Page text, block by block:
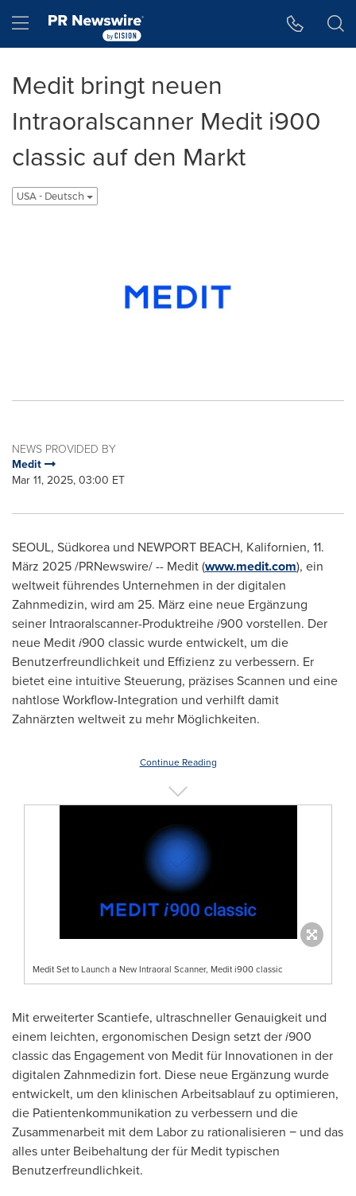
Hamburger menu
Medit bringt neuen
Intraoralscanner Medit i900
classic auf den Markt
USA - Deutsch
NEWS PROVIDED BY
Medit
Mar 11, 2025, 03:00 ET
SEOUL, Südkorea und NEWPORT BEACH, Kalifornien, 11.
März 2025/PRNewswire/ -- Medit (www.medit.com), ein
weltweit führendes Unternehmen in der digitalen
Zahnmedizin, wird am 25. März eine neue Ergänzung
seiner Intraoralscanner-Produktreihei900 vorstellen. Der
neue Mediti900 classic wurde entwickelt, um die
Benutzerfreundlichkeit und Effizienz zu verbessern. Er
bietet eine intuitive Steuerung, präzises Scannen und eine
nahtlose Workflow-Integration und verhilft damit
Zahnärzten weltweit zu mehr Möglichkeiten.
Continue Reading
Medit Set to Launch a New Intraoral Scanner, Medit i900 classic
Mit erweiterter Scantiefe, ultraschneller Genauigkeit und
einem leichten, ergonomischen Design setzt deri900
classic das Engagement von Medit für Innovationen in der
digitalen Zahnmedizin fort. Diese neue Ergänzung wurde
entwickelt, um den klinischen Arbeitsablauf zu optimieren,
die Patientenkommunikation zu verbessern und die
Zusammenarbeit mit dem Labor zu rationalisieren − und das
alles unter Beibehaltung der für Medit typischen
Benutzerfreundlichkeit.